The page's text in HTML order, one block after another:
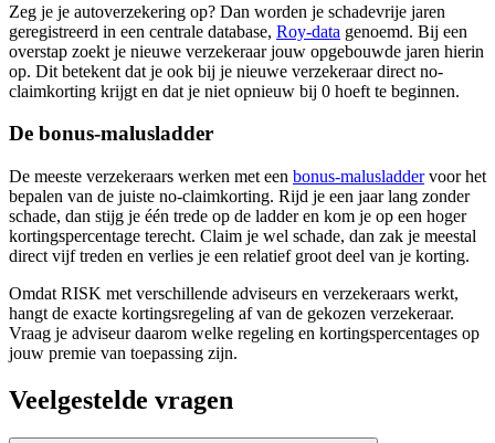
Zeg je je autoverzekering op? Dan worden je schadevrije jaren
geregistreerd in een centrale database, Roy-data genoemd. Bij een
overstap zoekt je nieuwe verzekeraar jouw opgebouwde jaren hierin
op. Dit betekent dat je ook bij je nieuwe verzekeraar direct no-
claimkorting krijgt en dat je niet opnieuw bij 0 hoeft te beginnen.
De bonus-malusladder
De meeste verzekeraars werken met een bonus-malusladdervoor het
bepalen van de juiste no-claimkorting. Rijd je een jaar lang zonder
schade, dan stijg je één trede op de ladder en kom je op een hoger
kortingspercentage terecht. Claim je wel schade, dan zak je meestal
direct vijf treden en verlies je een relatief groot deel van je korting.
Omdat RISK met verschillende adviseurs en verzekeraars werkt,
hangt de exacte kortingsregeling af van de gekozen verzekeraar.
Vraag je adviseur daarom welke regeling en kortingspercentages op
jouw premie van toepassing zijn.
Veelgestelde vragen